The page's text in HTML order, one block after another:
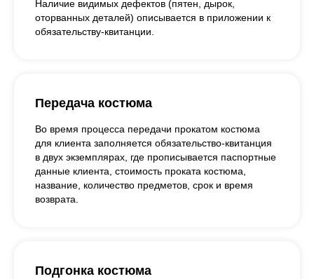
Наличие видимых дефектов (пятен, дырок,
оторванных деталей) описывается в приложении к
обязательству-квитанции.
Передача костюма
Во время процесса передачи прокатом костюма
для клиента заполняется обязательство-квитанция
в двух экземплярах, где прописывается паспортные
данные клиента, стоимость проката костюма,
название, количество предметов, срок и время
возврата.
Подгонка костюма